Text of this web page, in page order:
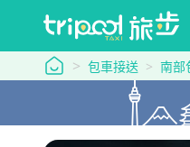
tripool 旅步
包車接送 南部